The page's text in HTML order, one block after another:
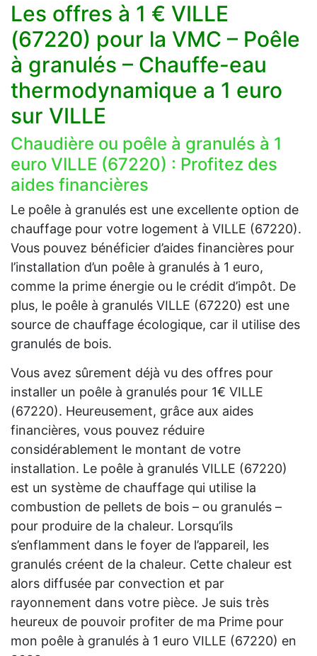
Les offres à 1 € VILLE
(67220) pour la VMC – Poêle
à granulés – Chauffe-eau
thermodynamique a 1 euro
sur VILLE
Chaudière ou poêle à granulés à 1
euro VILLE (67220) : Profitez des
aides financières
Le poêle à granulés est une excellente option de
chauffage pour votre logement à VILLE (67220).
Vous pouvez bénéficier d’aides financières pour
l’installation d’un poêle à granulés à 1 euro,
comme la prime énergie ou le crédit d’impôt. De
plus, le poêle à granulés VILLE (67220) est une
source de chauffage écologique, car il utilise des
granulés de bois.
Vous avez sûrement déjà vu des offres pour
installer un poêle à granulés pour 1€ VILLE
(67220). Heureusement, grâce aux aides
financières, vous pouvez réduire
considérablement le montant de votre
installation. Le poêle à granulés VILLE (67220)
est un système de chauffage qui utilise la
combustion de pellets de bois – ou granulés –
pour produire de la chaleur. Lorsqu’ils
s’enflamment dans le foyer de l’appareil, les
granulés créent de la chaleur. Cette chaleur est
alors diffusée par convection et par
rayonnement dans votre pièce. Je suis très
heureux de pouvoir profiter de ma Prime pour
mon poêle à granulés à 1 euro VILLE (67220) en